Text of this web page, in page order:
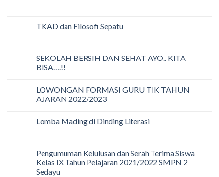
TKAD dan Filosofi Sepatu
SEKOLAH BERSIH DAN SEHAT AYO.. KITA
BISA….!!
LOWONGAN FORMASI GURU TIK TAHUN
AJARAN 2022/2023
Lomba Mading di Dinding Literasi
Pengumuman Kelulusan dan Serah Terima Siswa
Kelas IX Tahun Pelajaran 2021/2022 SMPN 2
Sedayu